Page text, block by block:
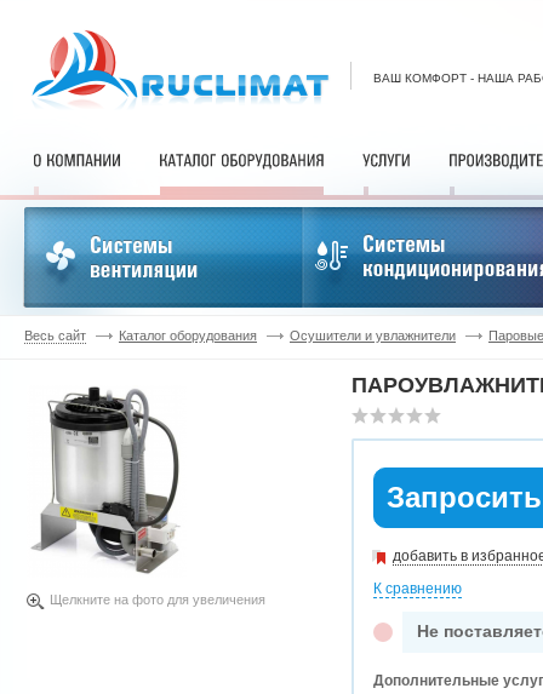
ВАШ КОМФОРТ - НАША
Весь сайт Каталог оборудования Осушители и увлажнители
Щелкните на фото для увеличения
добавить в
К сравнению
Не
Дополнительные